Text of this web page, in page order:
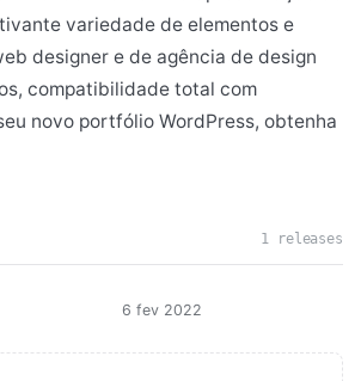
variedade de elementos e
designer e de agência de design
compatibilidade total com
novo portfólio WordPress, obtenha
1 releases
6 fev 2022